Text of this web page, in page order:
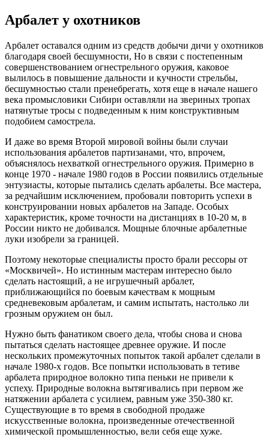
Арбалет у охотников
Арбалет оставался одним из средств добычи дичи у охотников
благодаря своей бесшумности, Но в связи с постепенным
совершенствованием огнестрельного оружия, каковое
вылилось в повышение дальности и кучности стрельбы,
бесшумностью стали пренебрегать, хотя еще в начале нашего
века промысловики Сибири оставляли на звериных тропах
натянутые тросы с подведенным к ним конструктивным
подобием самострела.
И даже во время Второй мировой войны были случаи
использования арбалетов партизанами, что, впрочем,
объяснялось нехваткой огнестрельного оружия. Примерно в
конце 1970 - начале 1980 годов в России появились отдельные
энтузиасты, которые пытались сделать арбалеты. Все мастера,
за редчайшим исключением, пробовали повторить успехи в
конструировании новых арбалетов на Западе. Особых
характеристик, кроме точности на дистанциях в 10-20 м, в
России никто не добивался. Мощные блочные арбалетные
луки изобрели за границей.
Поэтому некоторые специалисты просто брали рессоры от
«Москвичей». Но истинным мастерам интересно было
сделать настоящий, а не игрушечный арбалет,
приближающийся по боевым качествам к мощным
средневековым арбалетам, и самим испытать, настолько ли
грозным оружием он был.
Нужно быть фанатиком своего дела, чтобы снова и снова
пытаться сделать настоящее древнее оружие. И после
нескольких промежуточных попыток такой арбалет сделали в
начале 1980-х годов. Все попытки использовать в тетиве
арбалета природное волокно типа пеньки не привели к
успеху. Природные волокна вытягивались при первом же
натяжении арбалета с усилием, равным уже 350-380 кг.
Существующие в то время в свободной продаже
искусственные волокна, произведенные отечественной
химической промышленностью, вели себя еще хуже.